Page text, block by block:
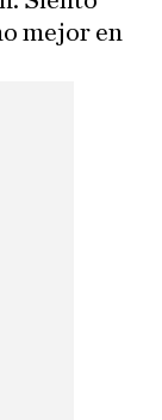
mejor en